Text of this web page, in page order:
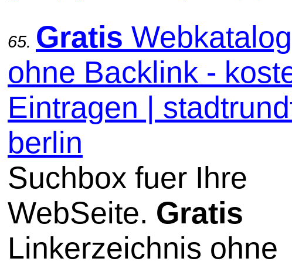
65. Gratis Webkatalog
ohne Backlink -
Eintragen |
berlin
Suchbox fuer Ihre
WebSeite. Gratis
Linkerzeichnis ohne